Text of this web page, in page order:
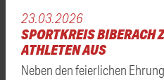
23.03.2026
SPORTKREIS BIBERACH
ATHLETEN AUS
Neben den feierlichen